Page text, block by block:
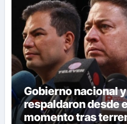
Gobierno nacional
respaldaron desde
momento tras